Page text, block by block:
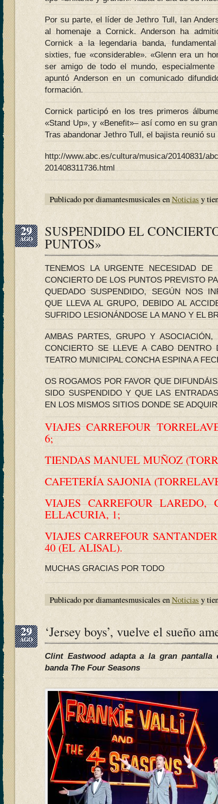
Por su parte, el líder de Jethro Tull, Ian
al homenaje a Cornick. Anderson ha
Cornick a la legendaria banda,
sixties, fue «considerable». «Glenn era un
ser amigo de todo el mundo,
apuntó Anderson en un comunicado
formación.
Cornick participó en los tres primeros
«Stand Up», y «Benefit»– así como en su
Tras abandonar Jethro Tull, el bajista reunió
http://www.abc.es/cultura/musica/20140831/
201408311736.html
Publicado por diamantesmusicales enNoticias y
29
AGO SUSPENDIDO EL
PUNTOS»
TENEMOS LA URGENTE NECESIDAD DE
CONCIERTO DE LOS PUNTOS PREVISTO
QUEDADO SUSPENDIDO, SEGÚN NOS
QUE LLEVA AL GRUPO, DEBIDO AL
SUFRIDO LESIONÁNDOSE LA MANO Y EL
AMBAS PARTES, GRUPO Y ASOCIACIÓN,
CONCIERTO SE LLEVE A CABO
TEATRO MUNICIPAL CONCHA ESPINA A
OS ROGAMOS POR FAVOR QUE
SIDO SUSPENDIDO Y QUE LAS
EN LOS MISMOS SITIOS DONDE SE
VIAJES CARREFOUR
6;
TIENDAS MANUEL MUÑOZ
CAFETERÍA SAJONIA
VIAJES CARREFOUR LAREDO,
ELLACURIA, 1;
VIAJES CARREFOUR
40 (EL ALISAL).
MUCHAS GRACIAS POR TODO
Publicado por diamantesmusicales enNoticias y
29
AGO ‘Jersey boys’, vuelve el sueño
Clint Eastwood adapta a la gran pantalla
banda The Four Seasons